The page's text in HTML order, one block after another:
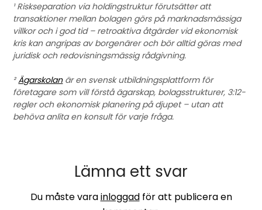
¹ Riskseparation via holdingstruktur förutsätter att
transaktioner mellan bolagen görs på marknadsmässiga
villkor och i god tid – retroaktiva åtgärder vid ekonomisk
kris kan angripas av borgenärer och bör alltid göras med
juridisk och redovisningsmässig rådgivning.
²Ägarskolanär en svensk utbildningsplattform för
företagare som vill förstå ägarskap, bolagsstrukturer, 3:12-
regler och ekonomisk planering på djupet – utan att
behöva anlita en konsult för varje fråga.
Lämna ett svar
Du måste varainloggadför att publicera en